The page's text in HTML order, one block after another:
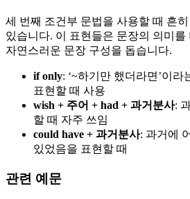
세 번째 조건부 문법을 사용할 때 흔히
있습니다. 이 표현들은 문장의 의미를
자연스러운 문장 구성을 돕습니다.
if only: ‘~하기만 했더라면’이
표현할 때 사용
wish + 주어 + had + 과거분사:
할 때 자주 쓰임
could have + 과거분사: 과거에
있었음을 표현할 때
관련 예문